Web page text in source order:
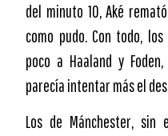
del minuto 10, Aké
como pudo. Con todo,
poco a Haaland y
parecía intentar más el
Los de Mánchester, sin